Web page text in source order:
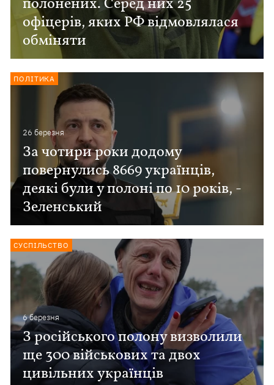
полонених. Серед них 25
офіцерів, яких РФ відмовлялася
обміняти
26 березня
За чотири роки додому
повернулись 8669 українців,
деякі були у полоні по 10 років, -
Зеленський
ПОЛІТИКА
6 березня
З російського полону визволили
ще 300 військових та двох
цивільних українців
СУСПІЛЬСТВО